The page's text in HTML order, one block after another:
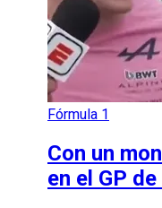
Fórmula 1
Con un
en el GP